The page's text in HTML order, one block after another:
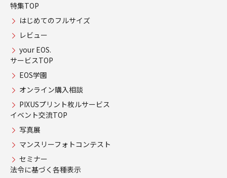
特集TOP
はじめてのフルサイズ
レビュー
your EOS.
サービスTOP
EOS学園
オンライン購入相談
PIXUSプリント枚ルサービス
イベント交流TOP
写真展
マンスリーフォトコンテスト
セミナー
法令に基づく各種表示